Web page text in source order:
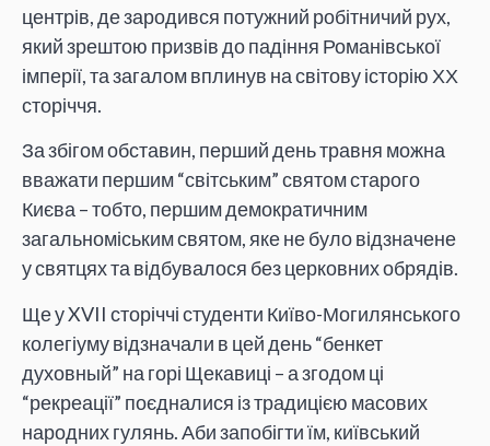
центрів, де зародився потужний робітничий рух,
який зрештою призвів до падіння Романівської
імперії, та загалом вплинув на світову історію ХХ
сторіччя.
За збігом обставин, перший день травня можна
вважати першим “світським” святом старого
Києва – тобто, першим демократичним
загальноміським святом, яке не було відзначене
у святцях та відбувалося без церковних обрядів.
Ще у XVII сторіччі студенти Київо-Могилянського
колегіуму відзначали в цей день “бенкет
духовный” на горі Щекавиці – а згодом ці
“рекреації” поєдналися із традицією масових
народних гулянь. Аби запобігти їм, київський